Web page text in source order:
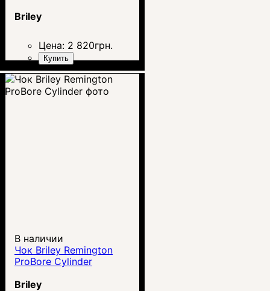
Briley
Цена: 2 820грн.
Купить
В наличии
Чок Briley Remington
ProBore Cylinder
Briley